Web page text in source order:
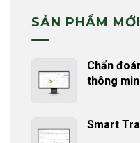
SẢN PHẨM MỚI
Chẩn
thông
Smart